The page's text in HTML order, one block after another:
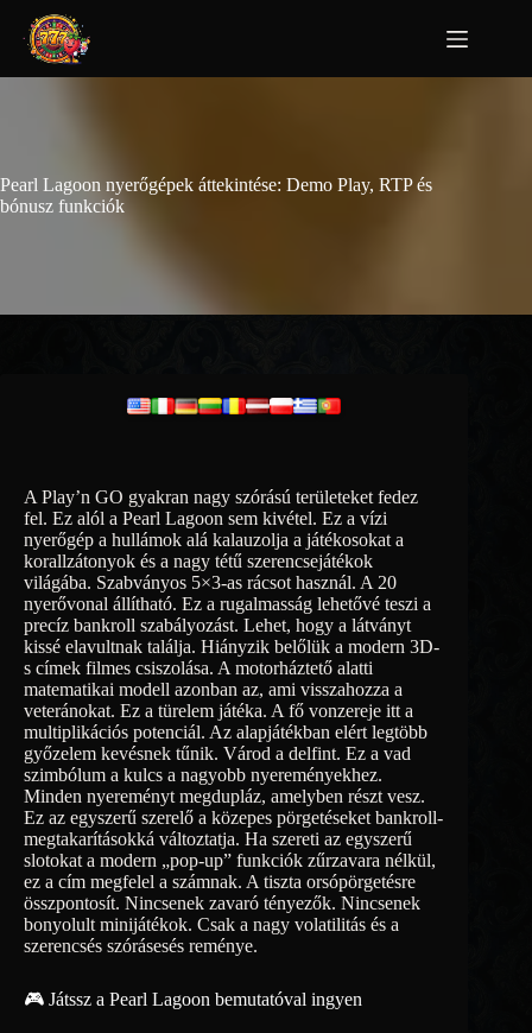
Pearl Lagoon nyerőgépek áttekintése: Demo Play, RTP és
bónusz funkciók
A Play’n GO gyakran nagy szórású területeket fedez
fel. Ez alól a Pearl Lagoon sem kivétel. Ez a vízi
nyerőgép a hullámok alá kalauzolja a játékosokat a
korallzátonyok és a nagy tétű szerencsejátékok
világába. Szabványos 5×3-as rácsot használ. A 20
nyerővonal állítható. Ez a rugalmasság lehetővé teszi a
precíz bankroll szabályozást. Lehet, hogy a látványt
kissé elavultnak találja. Hiányzik belőlük a modern 3D-
s címek filmes csiszolása. A motorháztető alatti
matematikai modell azonban az, ami visszahozza a
veteránokat. Ez a türelem játéka. A fő vonzereje itt a
multiplikációs potenciál. Az alapjátékban elért legtöbb
győzelem kevésnek tűnik. Várod a delfint. Ez a vad
szimbólum a kulcs a nagyobb nyereményekhez.
Minden nyereményt megdupláz, amelyben részt vesz.
Ez az egyszerű szerelő a közepes pörgetéseket bankroll-
megtakarításokká változtatja. Ha szereti az egyszerű
slotokat a modern „pop-up” funkciók zűrzavara nélkül,
ez a cím megfelel a számnak. A tiszta orsópörgetésre
összpontosít. Nincsenek zavaró tényezők. Nincsenek
bonyolult minijátékok. Csak a nagy volatilitás és a
szerencsés szórásesés reménye.
🎮 Játssz a Pearl Lagoon bemutatóval ingyen